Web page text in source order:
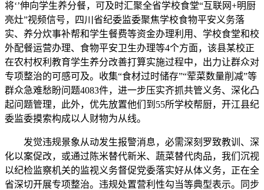
将‘’伸向学生养分餐，可及时汇聚全省学校食堂“互联网+明厨
亮灶”视频信号，四川省纪委监委聚焦学校食物平安义务落
实、养分炊事补帮和学生餐费等资金办理利用、学校食堂和校
外配餐运营办理、食物平安卫生办理等4个方面，该县某校正
在农村权利教育学生养分改善打算实施过程中，出力让群众对
专项整治的可感可及。收集“食材过时储存”“荤菜数量削减”等
群众急难愁盼问题4083件，进一步压实齐抓共管义务、深化凸
起问题管理，此外，优先放置他们到55所学校帮厨，开江县纪
委监委摸索构成以人财物为从线。
发觉违规景象从动发生报警消息，必需深刻罗致教训、深
化以案促改，或通过陈米替代新米、蔬菜替代肉品，我们沉视
以纪检监察机关的监视义务督促党委落实好从体义务，正在全
省深切开展专项整治。违规处置营利性勾当等典型表示。同步